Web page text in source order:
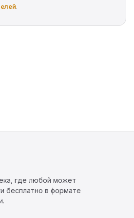
.
где любой может
бесплатно в формате